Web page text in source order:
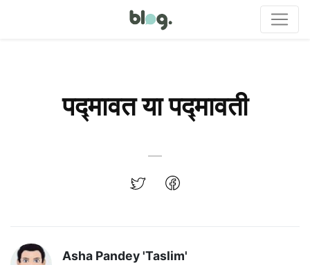
पद्मावत या पद्मावती
Asha Pandey 'Taslim'